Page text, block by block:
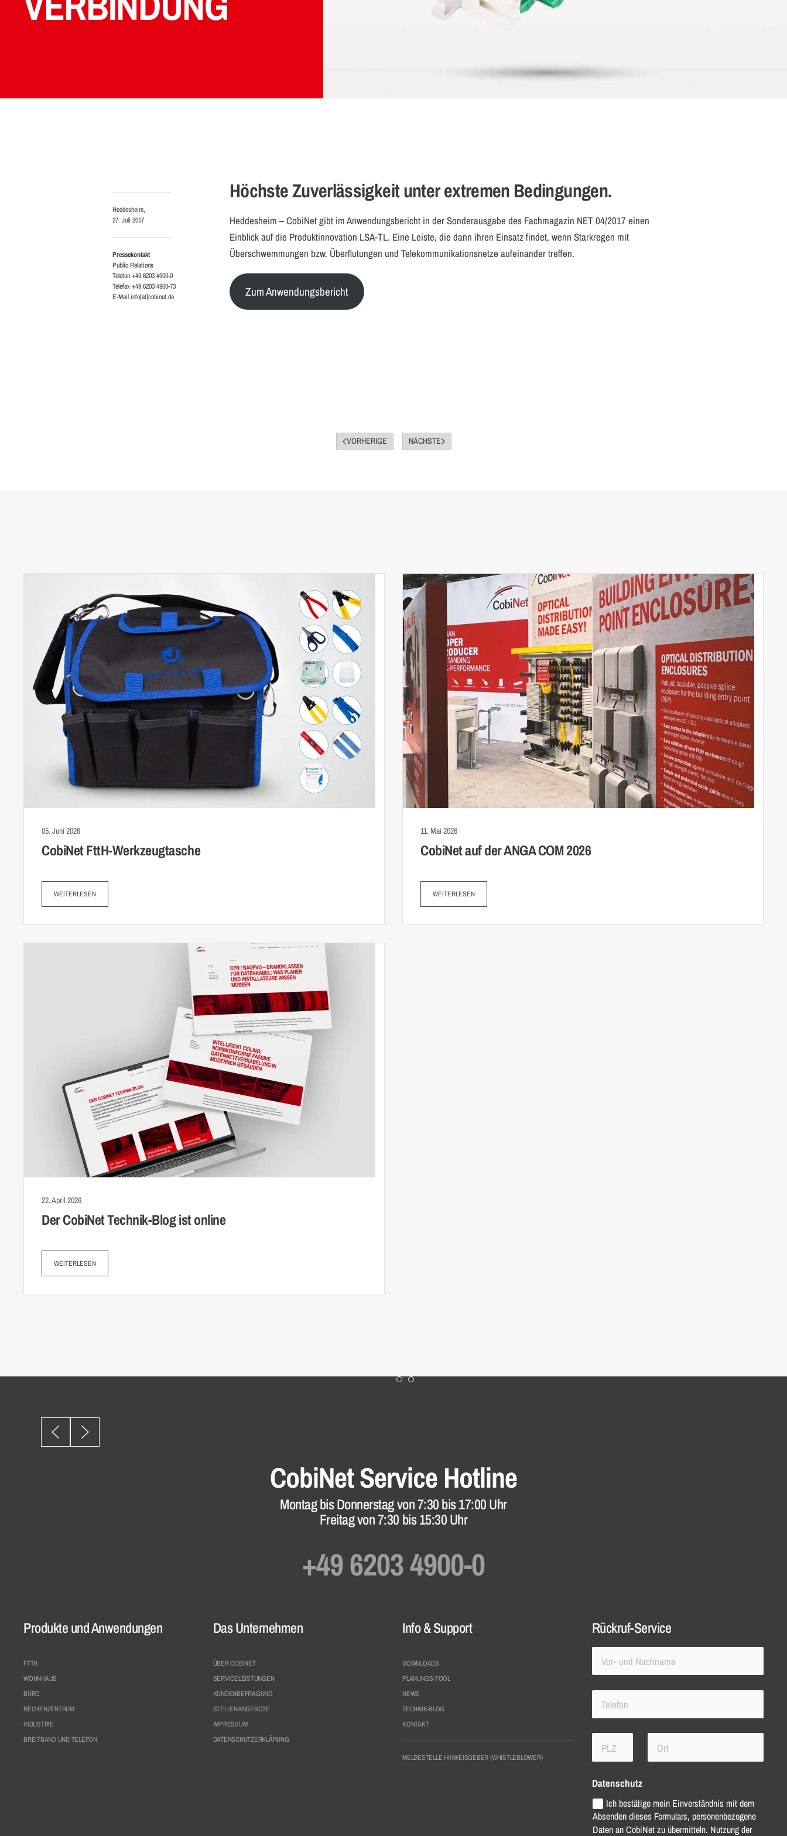
Heddesheim,
27. Juli 2017
Pressekontakt
Public Relations
Telefon +49 6203 4900-0
Telefax +49 6203 4900-73
E-Mail info[at]cobinet.de
Höchste Zuverlässigkeit unter extremen Bedingungen.
Heddesheim – CobiNet gibt im Anwendungsbericht in der Sonderausgabe des Fachmagazin NET 04/2017 einen
Einblick auf die Produktinnovation LSA-TL. Eine Leiste, die dann ihren Einsatz findet, wenn Starkregen mit
Überschwemmungen bzw. Überflutungen und Telekommunikationsnetze aufeinander treffen.
Zum Anwendungsbericht
VORHERIGE NÄCHSTE
05. Juni 2026
CobiNet FttH-Werkzeug­tasche
WEITERLESEN
11. Mai 2026
CobiNet auf der ANGA COM 2026
WEITERLESEN
22. April 2026
Der CobiNet Technik-Blog ist online
WEITERLESEN
Der CobiNet
RS18 - Das CobiNet
CobiNetService Hotline
Montag bis Donnerstagvon 7:30 bis 17:00 Uhr
Freitag von 7:30 bis 15:30 Uhr
+49 6203 4900-0
Produkte und Anwendungen
FTTH
WOHNHAUS
BÜRO
RECHENZENTRUM
INDUSTRIE
BREITBAND UND TELEFON
Das Unternehmen
ÜBER COBINET
SERVICELEISTUNGEN
KUNDENBEFRAGUNG
STELLENANGEBOTE
IMPRESSUM
DATENSCHUTZERKLÄRUNG
Info & Support
DOWNLOADS
PLANUNGS-TOOL
NEWS
TECHNIK-BLOG
KONTAKT
MELDESTELLE HINWEISGEBER (WHISTLEBLOWER)
Rückruf-Service
Datenschutz
Ich bestätige mein Einverständnis mit dem
Absenden dieses Formulars, personenbezogene
Daten an CobiNet zu übermitteln. Nutzung der